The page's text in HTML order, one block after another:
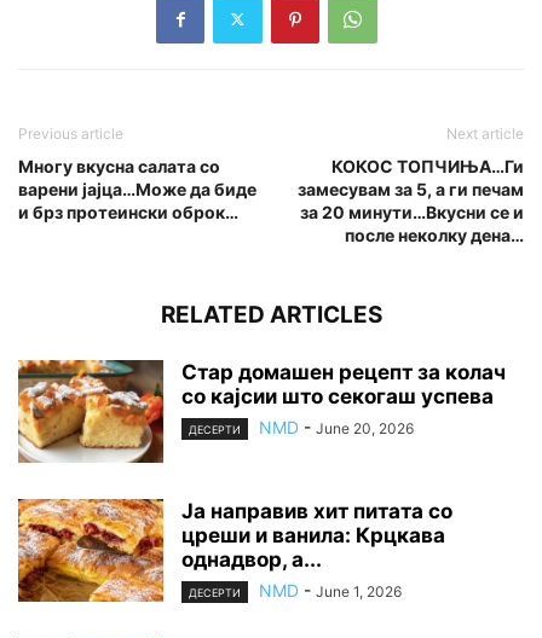
Previous article
Многу вкусна салата со
варени јајца…Може да биде
и брз протеински оброк…
Next article
КОКОС ТОПЧИЊА…Ги
замесувам за 5, а ги печам
за 20 минути…Вкусни се и
после неколку дена…
RELATED ARTICLES
Стар домашен рецепт за колач
со кајсии што секогаш успева
ДЕСЕРТИ NMD - June 20, 2026
Ја направив хит питата со
цреши и ванила: Крцкава
однадвор, а...
ДЕСЕРТИ NMD - June 1, 2026